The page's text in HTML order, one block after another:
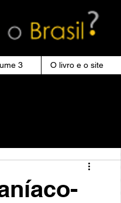
3 O livro e o site